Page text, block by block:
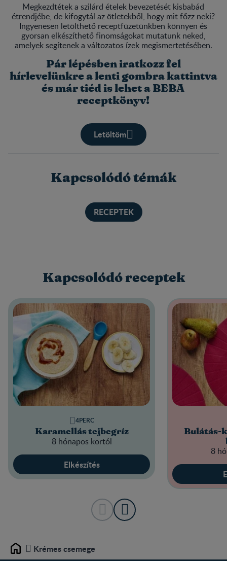
Megkezdtétek a szilárd ételek bevezetését kisbabád
étrendjébe, de kifogytál az ötletekből, hogy mit főzz neki?
Ingyenesen letölthető receptfüzetünkben könnyen és
gyorsan elkészíthető finomságokat mutatunk neked,
amelyek segítenek a változatos ízek megismertetésében.
Pár lépésben iratkozz fel
hírlevelünkre a lenti gombra kattintva
és már tiéd is lehet a BEBA
receptkönyv!
Letöltöm
Kapcsolódó témák
RECEPTEK
Kapcsolódó receptek
Karamellás tejbegríz
8 hónapos kortól
4PERC
Elkészítés
Bulátás-
8
Home Krémes csemege